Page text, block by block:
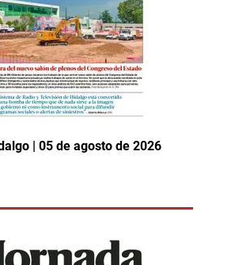
| 05 de agosto de 2026